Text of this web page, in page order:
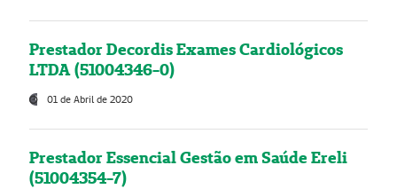
Prestador Decordis Exames Cardiológicos
LTDA (51004346-0)
01 de Abril de 2020
Prestador Essencial Gestão em Saúde Ereli
(51004354-7)